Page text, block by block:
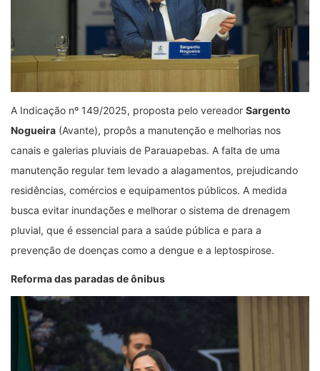
A Indicação nº 149/2025, proposta pelo vereador Sargento
Nogueira (Avante), propôs a manutenção e melhorias nos
canais e galerias pluviais de Parauapebas. A falta de uma
manutenção regular tem levado a alagamentos, prejudicando
residências, comércios e equipamentos públicos. A medida
busca evitar inundações e melhorar o sistema de drenagem
pluvial, que é essencial para a saúde pública e para a
prevenção de doenças como a dengue e a leptospirose.
Reforma dasparadas deônibus